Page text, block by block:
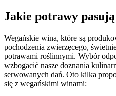
Jakie potrawy
Wegańskie wina, które są
pochodzenia zwierzęcego,
potrawami roślinnymi. Wybór
wzbogacić nasze doznania
serwowanych dań. Oto kilka
się z wegańskimi winami: